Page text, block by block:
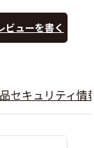
ビューを書く
セキュリティ情